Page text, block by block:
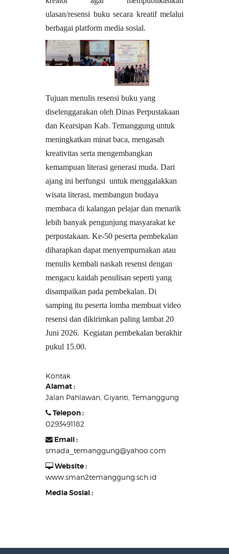
ulasan/resensi buku secara kreatif melalui
berbagai platform media sosial.
Tujuan menulis resensi buku yang
diselenggarakan oleh Dinas Perpustakaan
dan Kearsipan Kab. Temanggung untuk
meningkatkan minat baca, mengasah
kreativitas serta mengembangkan
kemampuan literasi generasi muda. Dari
ajang ini berfungsi untuk menggalakkan
wisata literasi, membangun budaya
membaca di kalangan pelajar dan menarik
lebih banyak pengunjung masyarakat ke
perpustakaan. Ke-50 peserta pembekalan
diharapkan dapat menyempurnakan atau
menulis kembali naskah resensi dengan
mengacu kaidah penulisan seperti yang
disampaikan pada pembekalan. Di
samping itu peserta lomba membuat video
resensi dan dikirimkan paling lambat 20
Juni 2026. Kegiatan pembekalan berakhir
pukul 15.00.
Kontak
Alamat :
Jalan Pahlawan, Giyanti, Temanggung
Telepon :
0293491182
Email :
smada_temanggung@yahoo.com
Website :
www.sman2temanggung.sch.id
Media Sosial :